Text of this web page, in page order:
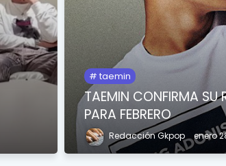
taemin
TAEMIN CONFIRMA SU
PARA FEBRERO
Redacción Gkpop enero